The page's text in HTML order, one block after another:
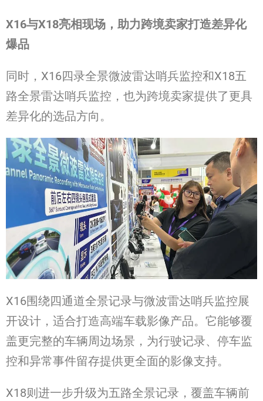
X16与X18亮相现场 ，助力跨境卖家打造差异化
爆品
同时，X16四录全景微波雷达哨兵监控和X18五
路全景雷达哨兵监控，也为跨境卖家提供了更具
差异化的选品方向。
X16围绕四通道全景记录与微波雷达哨兵监控展
开设计，适合打造高端车载影像产品。它能够覆
盖更完整的车辆周边场景，为行驶记录、停车监
控和异常事件留存提供更全面的影像支持。
X18则进一步升级为五路全景记录，覆盖车辆前